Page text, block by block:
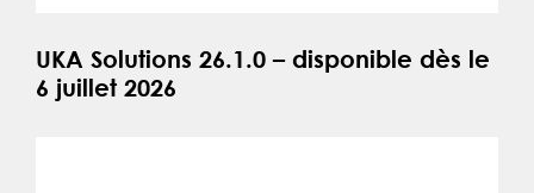
UKA Solutions 26.1.0 – disponible dès le
6 juillet 2026